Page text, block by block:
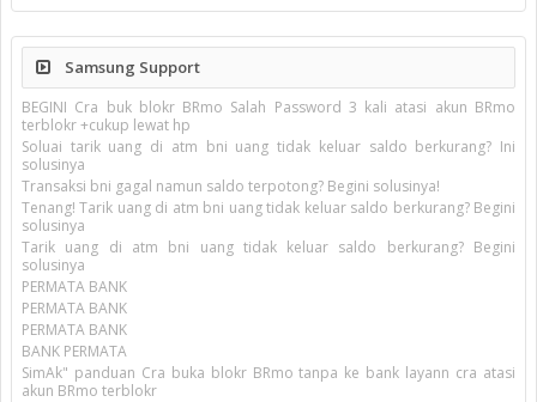
Samsung Support
BEGINI Cra buk blokr BRmo Salah Password 3 kali atasi akun BRmo
terblokr +cukup lewat hp
Soluai tarik uang di atm bni uang tidak keluar saldo berkurang? Ini
solusinya
Transaksi bni gagal namun saldo terpotong? Begini solusinya!
Tenang! Tarik uang di atm bni uang tidak keluar saldo berkurang? Begini
solusinya
Tarik uang di atm bni uang tidak keluar saldo berkurang? Begini
solusinya
PERMATA BANK
PERMATA BANK
PERMATA BANK
BANK PERMATA
SimAk" panduan Cra buka blokr BRmo tanpa ke bank layann cra atasi
akun BRmo terblokr